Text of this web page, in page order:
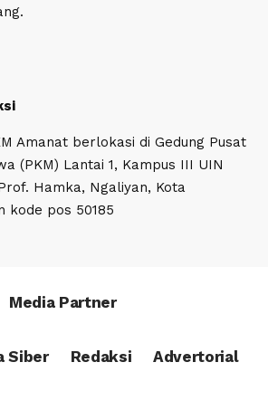
Amanat berlokasi di Gedung Pusat
(PKM) Lantai 1, Kampus III UIN
Hamka, Ngaliyan, Kota
kode pos 50185
Media Partner
Siber Redaksi Advertorial